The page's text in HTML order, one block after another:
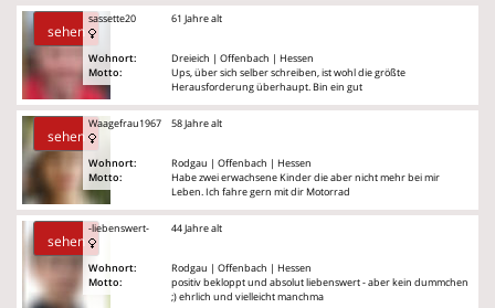
sehen
sassette20
Wohnort:
Motto:
61 Jahre alt
Dreieich | Offenbach | Hessen
Ups, über sich selber schreiben, ist wohl die größte
Herausforderung überhaupt. Bin ein gut
sehen
Waagefrau1967
Wohnort:
Motto:
58 Jahre alt
Rodgau | Offenbach | Hessen
Habe zwei erwachsene Kinder die aber nicht mehr bei mir
Leben. Ich fahre gern mit dir Motorrad
sehen
-liebenswert-
Wohnort:
Motto:
44 Jahre alt
Rodgau | Offenbach | Hessen
positiv bekloppt und absolut liebenswert - aber kein dummchen
;) ehrlich und vielleicht manchma